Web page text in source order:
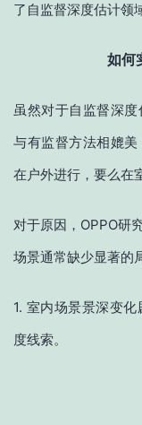
了自监督深度估计领
如何
虽然对于自监督深
与有监督方法相媲
在户外进行，要么在
对于原因，OPPO研
场景通常缺少显著的
1. 室内场景景深变
度线索。